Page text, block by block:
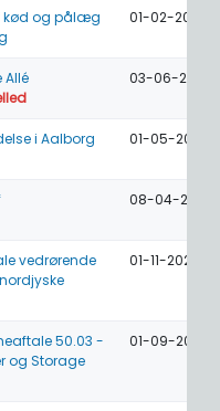
kød og pålæg
01-02-2026
Allé
03-06-2025
i Aalborg
01-05-2025
08-04-2025
vedrørende
01-11-2024
50.03 -
og Storage
01-09-2024